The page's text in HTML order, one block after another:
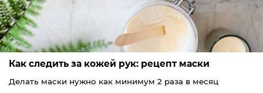
Как следить за кожей рук: рецепт маски
Делать маски нужно как минимум 2 раза в месяц